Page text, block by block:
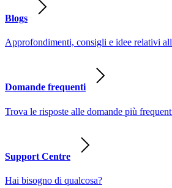
Blogs
Approfondimenti, consigli e idee relativi
Domande frequenti
Trova le risposte alle domande più
Support Centre
Hai bisogno di qualcosa?